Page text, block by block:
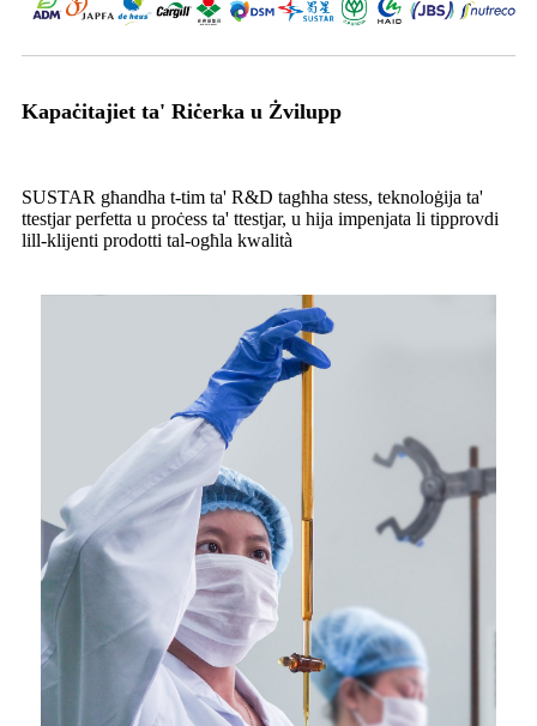
Kapaċitajiet ta' Riċerka u Żvilupp
SUSTAR għandha t-tim ta' R&D tagħha stess, teknoloġija ta'
ttestjar perfetta u proċess ta' ttestjar, u hija impenjata li tipprovdi
lill-klijenti prodotti tal-ogħla kwalità